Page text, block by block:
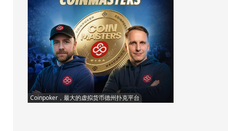
Coinpoker，最大的虚拟货币德州扑克平台